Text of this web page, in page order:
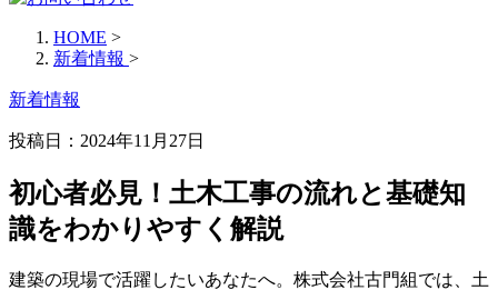
HOME >
新着情報 >
新着情報
投稿日：2024年11月27日
初心者必見！土木工事の流れと基礎知
識をわかりやすく解説
建築の現場で活躍したいあなたへ。株式会社古門組では、土